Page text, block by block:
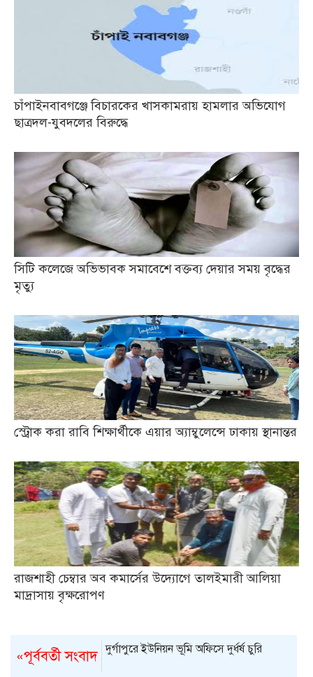
চাঁপাইনবাবগঞ্জে বিচারকের খাসকামরায় হামলার অভিযোগ
ছাত্রদল-যুবদলের বিরুদ্ধে
সিটি কলেজে অভিভাবক সমাবেশে বক্তব্য দেয়ার সময় বৃদ্ধের
মৃত্যু
স্ট্রোক করা রাবি শিক্ষার্থীকে এয়ার অ্যাম্বুলেন্সে ঢাকায় স্থানান্তর
রাজশাহী চেম্বার অব কমার্সের উদ্যোগে তালইমারী আলিয়া
মাদ্রাসায় বৃক্ষরোপণ
«পূর্ববর্তী সংবাদ দুর্গাপুরে ইউনিয়ন ভূমি অফিসে দুর্ধর্ষ চুরি